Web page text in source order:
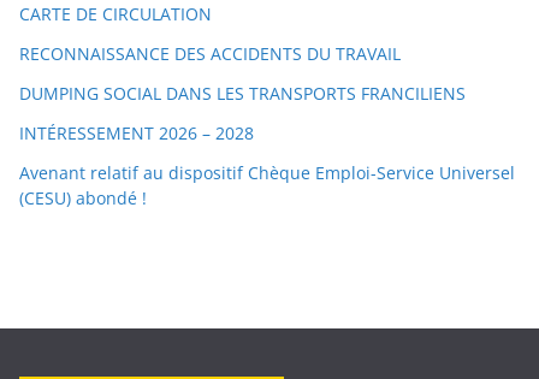
CARTE DE CIRCULATION
RECONNAISSANCE DES ACCIDENTS DU TRAVAIL
DUMPING SOCIAL DANS LES TRANSPORTS FRANCILIENS
INTÉRESSEMENT 2026 – 2028
Avenant relatif au dispositif Chèque Emploi-Service Universel
(CESU) abondé !